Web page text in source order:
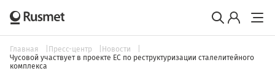
Главная Пресс-центр
Новости
Чусовой участвует в проекте ЕС по реструктуризации сталелитейного
комплекса